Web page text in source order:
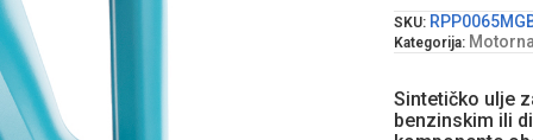
SKU:
Kategorija:
Sintetičko ulje
benzinskim ili